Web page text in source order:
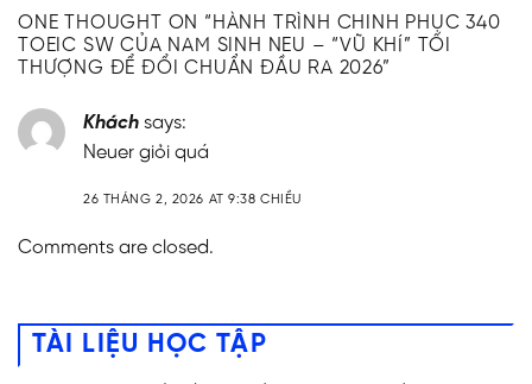
ONE THOUGHT ON “ HÀNH TRÌNH CHINH PHỤC 340
TOEIC SW CỦA NAM SINH NEU – “VŨ KHÍ” TỐI
THƯỢNG ĐỂ ĐỔI CHUẨN ĐẦU RA 2026”
Khách says:
Neuer giỏi quá
26 THÁNG 2, 2026 AT 9:38 CHIỀU
Comments are closed.
TÀI LIỆU HỌC TẬP